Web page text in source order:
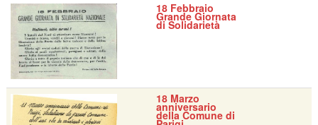
18 Febbraio
Grande Giornata
di Solidarietà
18 Marzo
anniversario
della Comune di